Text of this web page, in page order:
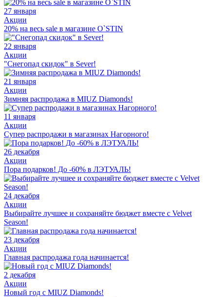
27 января
Акции
20% на весь sale в магазине O`STIN
22 января
Акции
"Снегопад скидок" в Sever!
21 января
Акции
Зимняя распродажа в MIUZ Diamonds!
11 января
Акции
Супер распродажи в магазинах Нагорного!
26 декабря
Акции
Пора подарков! До -60% в ЛЭТУАЛЬ!
24 декабря
Акции
Выбирайте лучшее и сохраняйте бюджет вместе с Velvet
Season!
23 декабря
Акции
Главная распродажа года начинается!
2 декабря
Акции
Новый год с MIUZ Diamonds!